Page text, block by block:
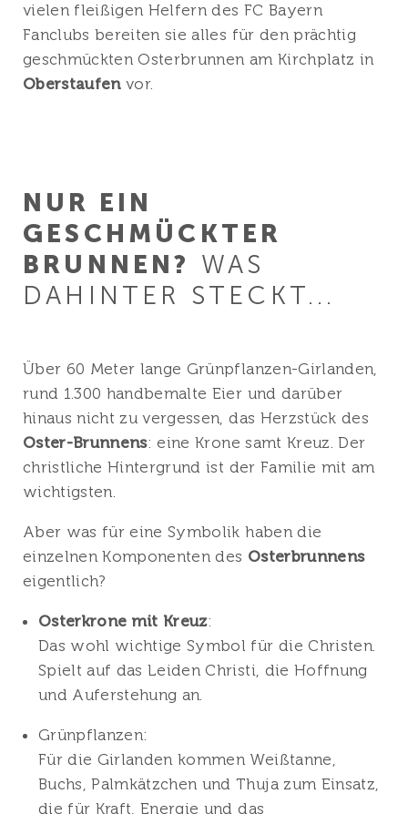
vielen fleißigen Helfern des FC Bayern
Fanclubs bereiten sie alles für den prächtig
geschmückten Osterbrunnen am Kirchplatz in
Oberstaufenvor.
NUR EIN
GESCHMÜCKTER
BRUNNEN? WAS
DAHINTER STECKT...
Über 60 Meter lange Grünpflanzen-Girlanden,
rund 1.300 handbemalte Eier und darüber
hinaus nicht zu vergessen, das Herzstück des
Oster-Brunnens: eine Krone samt Kreuz. Der
christliche Hintergrund ist der Familie mit am
wichtigsten.
Aber was für eine Symbolik haben die
einzelnen Komponenten des Osterbrunnens
eigentlich?
Osterkrone mit Kreuz:
Das wohl wichtige Symbol für die Christen.
Spielt auf das Leiden Christi, die Hoffnung
und Auferstehung an.
Grünpflanzen:
Für die Girlanden kommen Weißtanne,
Buchs, Palmkätzchen und Thuja zum Einsatz,
die für Kraft, Energie und das